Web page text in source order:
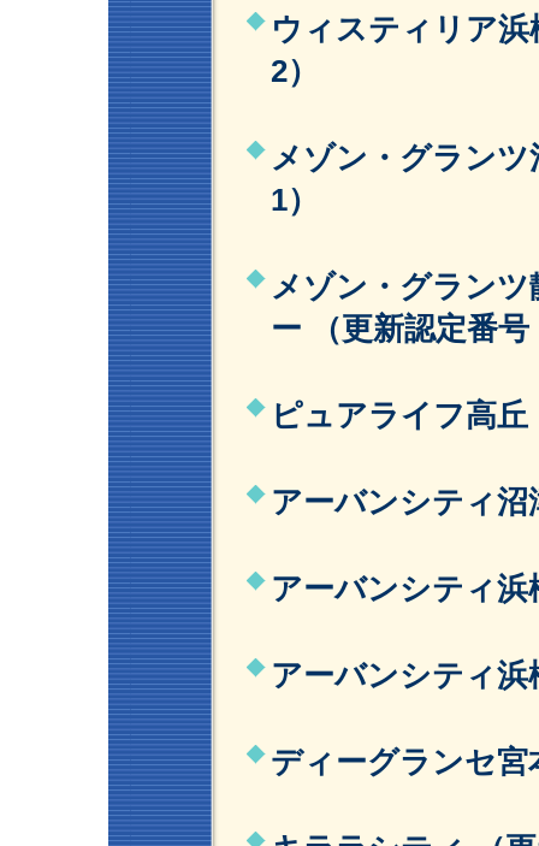
ウィスティリア
2）
メゾン・グラン
1）
メゾン・グラン
ー （更新認定番
ピュアライフ高
アーバンシティ
アーバンシティ
アーバンシティ
ディーグランセ